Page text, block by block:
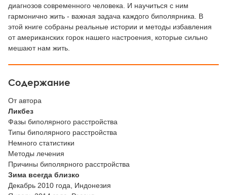
диагнозов современного человека. И научиться с ним
гармонично жить - важная задача каждого биполярника. В
этой книге собраны реальные истории и методы избавления
от американских горок нашего настроения, которые сильно
мешают нам жить.
Содержание
От автора
Ликбез
Фазы биполярного расстройства
Типы биполярного расстройства
Немного статистики
Методы лечения
Причины биполярного расстройства
Зима всегда близко
Декабрь 2010 года, Индонезия